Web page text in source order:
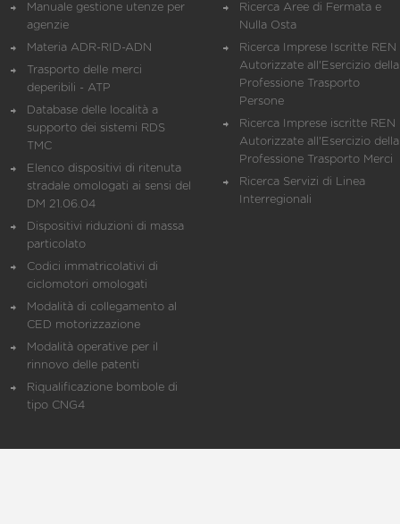
Manuale gestione utenze per
agenzie
Materia ADR-RID-ADN
Trasporto delle merci
deperibili - ATP
Database delle località a
supporto dei sistemi RDS
TMC
Elenco dispositivi di ritenuta
stradale omologati ai sensi del
DM 21.06.04
Dispositivi riduzioni di massa
particolato
Codici immatricolativi di
ciclomotori omologati
Modalità di collegamento al
CED motorizzazione
Modalità operative per il
rinnovo delle patenti
Riqualificazione bombole di
tipo CNG4
Ricerca Aree di Fermata e
Nulla Osta
Ricerca Imprese Iscritte REN
Autorizzate all'Esercizio della
Professione Trasporto
Persone
Ricerca Imprese iscritte REN
Autorizzate all'Esercizio della
Professione Trasporto Merci
Ricerca Servizi di Linea
Interregionali